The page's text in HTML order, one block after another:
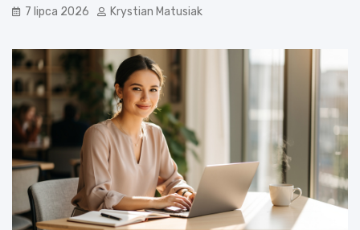
7 lipca 2026 Krystian Matusiak